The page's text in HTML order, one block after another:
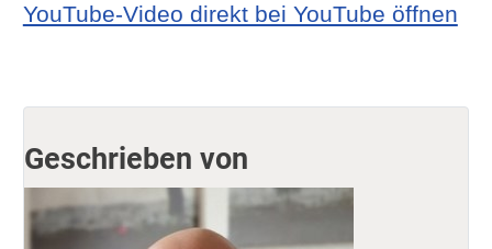
YouTube-Video direkt bei YouTube öffnen
Geschrieben von